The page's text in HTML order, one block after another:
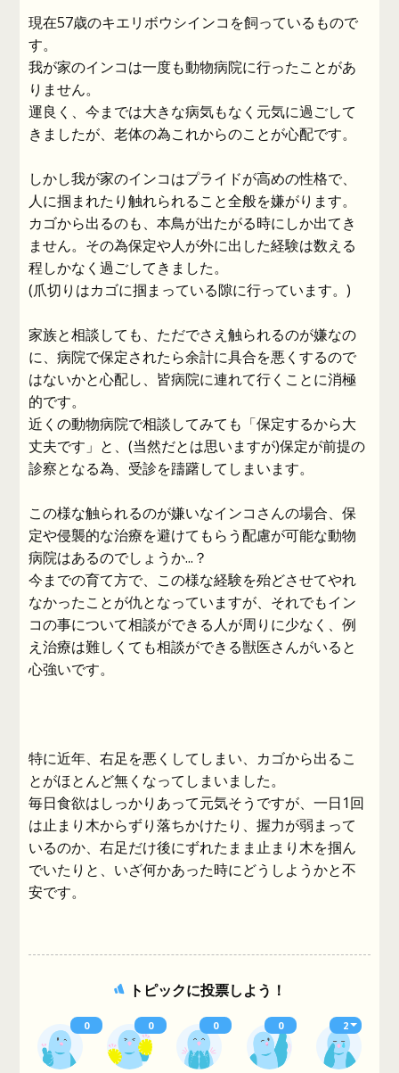
現在57歳のキエリボウシインコを飼っているもので
す。
我が家のインコは一度も動物病院に行ったことがあ
りません。
運良く、今までは大きな病気もなく元気に過ごして
きましたが、老体の為これからのことが心配です。
しかし我が家のインコはプライドが高めの性格で、
人に掴まれたり触れられること全般を嫌がります。
カゴから出るのも、本鳥が出たがる時にしか出てき
ません。その為保定や人が外に出した経験は数える
程しかなく過ごしてきました。
(爪切りはカゴに掴まっている隙に行っています。)
家族と相談しても、ただでさえ触られるのが嫌なの
に、病院で保定されたら余計に具合を悪くするので
はないかと心配し、皆病院に連れて行くことに消極
的です。
近くの動物病院で相談してみても「保定するから大
丈夫です」と、(当然だとは思いますが)保定が前提の
診察となる為、受診を躊躇してしまいます。
この様な触られるのが嫌いなインコさんの場合、保
定や侵襲的な治療を避けてもらう配慮が可能な動物
病院はあるのでしょうか...？
今までの育て方で、この様な経験を殆どさせてやれ
なかったことが仇となっていますが、それでもイン
コの事について相談ができる人が周りに少なく、例
え治療は難しくても相談ができる獣医さんがいると
心強いです。
特に近年、右足を悪くしてしまい、カゴから出るこ
とがほとんど無くなってしまいました。
毎日食欲はしっかりあって元気そうですが、一日1回
は止まり木からずり落ちかけたり、握力が弱まって
いるのか、右足だけ後にずれたまま止まり木を掴ん
でいたりと、いざ何かあった時にどうしようかと不
安です。
トピックに投票しよう！
0 0 0 0 2